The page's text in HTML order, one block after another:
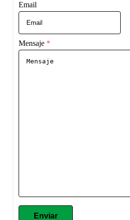
Email
Mensaje *
Enviar